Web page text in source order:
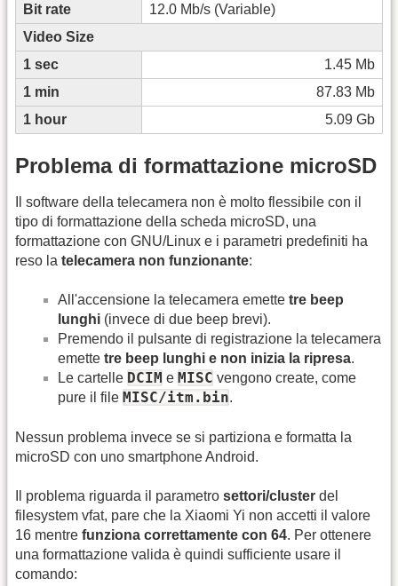
Bit rate
12.0 Mb/s (Variable)
Video Size
1 sec
1.45 Mb
1 min
87.83 Mb
1 hour
5.09 Gb
Problema di formattazione microSD
Il software della telecamera non è molto flessibile con il
tipo di formattazione della scheda microSD, una
formattazione con GNU/Linux e i parametri predefiniti ha
reso la telecamera non funzionante:
All'accensione la telecamera emette tre beep
lunghi (invece di due beep brevi).
Premendo il pulsante di registrazione la telecamera
emette tre beep lunghi e non inizia la ripresa.
Le cartelle DCIM e MISC vengono create, come
pure il file MISC/itm.bin.
Nessun problema invece se si partiziona e formatta la
microSD con uno smartphone Android.
Il problema riguarda il parametro settori/cluster del
filesystem vfat, pare che la Xiaomi Yi non accetti il valore
16 mentre funziona correttamente con 64. Per ottenere
una formattazione valida è quindi sufficiente usare il
comando: